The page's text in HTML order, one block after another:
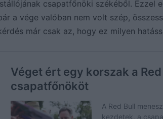
csapatfőnöki székéből. Ezzel
a vége valóban nem volt szép,
már csak az, hogy ez milyen